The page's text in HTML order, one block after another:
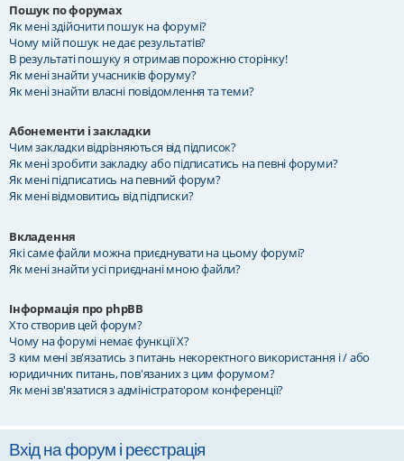
Пошук по форумах
Як мені здійснити пошук на форумі?
Чому мій пошук не дає результатів?
В результаті пошуку я отримав порожню сторінку!
Як мені знайти учасників форуму?
Як мені знайти власні повідомлення та теми?
Абонементи і закладки
Чим закладки відрізняються від підписок?
Як мені зробити закладку або підписатись на певні форуми?
Як мені підписатись на певний форум?
Як мені відмовитись від підписки?
Вкладення
Які саме файли можна приєднувати на цьому форумі?
Як мені знайти усі приєднані мною файли?
Інформація про phpBB
Хто створив цей форум?
Чому на форумі немає функції X?
З ким мені зв'язатись з питань некоректного використання і / або
юридичних питань, пов'язаних з цим форумом?
Як мені зв'язатися з адміністратором конференції?
Вхід на форум і реєстрація